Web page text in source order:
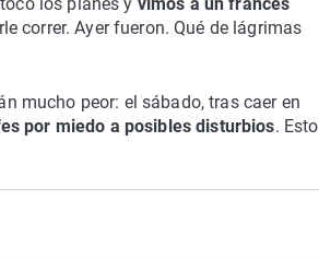
correr. Ayer fueron. Qué de lágrimas
mucho peor: el sábado, tras caer en
por miedo a posibles disturbios. Esto